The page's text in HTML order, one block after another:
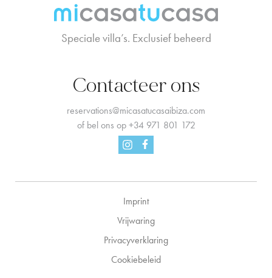
Speciale villa’s. Exclusief beheerd
Contacteer ons
reservations@micasatucasaibiza.com
of bel ons op+34 971 801 172
InstagramFacebook
Imprint
Vrijwaring
Privacyverklaring
Cookiebeleid